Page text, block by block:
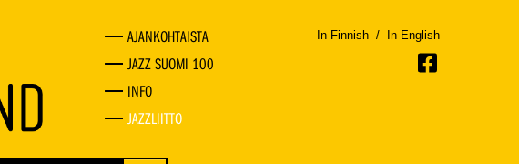
AJANKOHTAISTA
JAZZ SUOMI 100
INFO
JAZZLIITTO
In Finnish / In English